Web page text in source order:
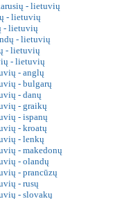
- lietuvių
- lietuvių
- lietuvių
- lietuvių
- lietuvių
- lietuvių
- anglų
- bulgarų
- danų
- graikų
- ispanų
- kroatų
- lenkų
- makedonų
- olandų
- prancūzų
- rusų
- slovakų